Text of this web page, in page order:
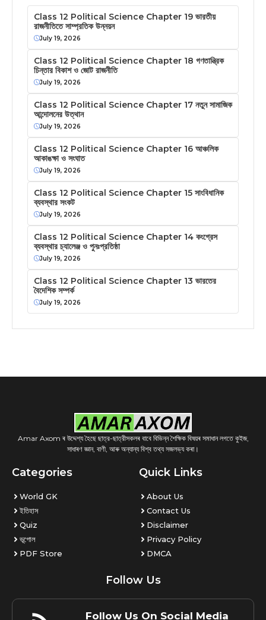
Class 12 Political Science Chapter 19 ভারতীয়
রাজনীতিতে সাম্প্রতিক উন্নয়ন
July 19, 2026
Class 12 Political Science Chapter 18 গণতান্ত্রিক
চিন্তার বিকাশ ও জোট রাজনীতি
July 19, 2026
Class 12 Political Science Chapter 17 নতুন সামাজিক
আন্দোলনের উত্থান
July 19, 2026
Class 12 Political Science Chapter 16 আঞ্চলিক
আকাঙক্ষা ও সংঘাত
July 19, 2026
Class 12 Political Science Chapter 15 সাংবিধানিক
ব্যবস্থার সংকট
July 19, 2026
Class 12 Political Science Chapter 14 কংগ্রেস
ব্যবস্থার চ্যালেঞ্জ ও পুনঃপ্রতিষ্ঠা
July 19, 2026
Class 12 Political Science Chapter 13 ভারতের
বৈদেশিক সম্পর্ক
July 19, 2026
Amar Axom ৰ উদ্দেশ্য হৈছে ছাত্র-ছাত্রীসকলৰ বাবে বিভিন্ন শৈক্ষিক বিষয়ৰ সমাধান লগতে কুইজ,
সাধাৰণ জ্ঞান, বাণী, আৰু অন্যান্য বিশ্ব তথ্য সজলভ্য কৰা।
Categories
World GK
ইতিহাস
Quiz
ভূগোল
PDF Store
Quick Links
About Us
Contact Us
Disclaimer
Privacy Policy
DMCA
Follow Us
Follow Us On Social Media